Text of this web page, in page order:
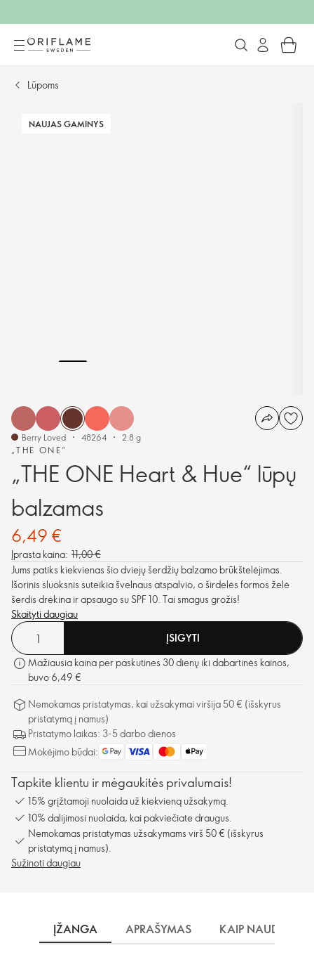
Lūpoms
NAUJAS GAMINYS
„THE ONE“
„THE ONE Heart & Hue“ lūpų
balzamas
Berry Loved 48264 2.8 g
6,49 €
Įprasta kaina: 11,00 €
Jums patiks kiekvienas šio dviejų šerdžių balzamo brūkštelėjimas.
Išorinis sluoksnis suteikia švelnaus atspalvio, o širdelės formos želė
šerdis drėkina ir apsaugo su SPF 10. Tai smagus grožis!
Skaityti daugiau
ĮSIGYTI
Mažiausia kaina per paskutines 30 dienų iki dabartinės kainos,
buvo 6,49 €
Nemokamas pristatymas, kai užsakymai viršija 50 € (išskyrus
pristatymą į namus)
Pristatymo laikas: 3-5 darbo dienos
Mokėjimo būdai:
Tapkite klientu ir mėgaukitės privalumais!
15% grįžtamoji nuolaida už kiekvieną užsakymą.
10% dalijimosi nuolaida, kai pakviečiate draugus.
Nemokamas pristatymas užsakymams virš 50 € (išskyrus
pristatymą į namus).
Sužinoti daugiau
ĮŽANGA APRAŠYMAS KAIP NAUDOTI?